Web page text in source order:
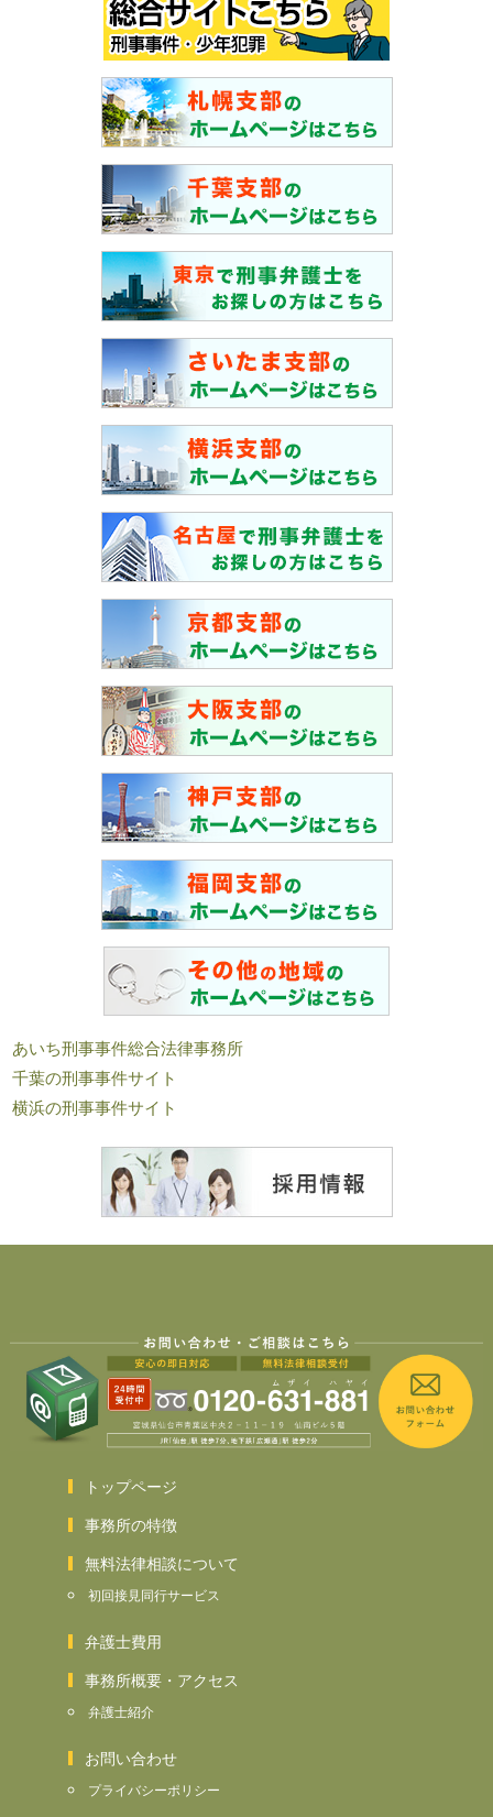
あいち刑事事件総合法律事務所
千葉の刑事事件サイト
横浜の刑事事件サイト
トップページ
事務所の特徴
無料法律相談について
初回接見同行サービス
弁護士費用
事務所概要・アクセス
弁護士紹介
お問い合わせ
プライバシーポリシー